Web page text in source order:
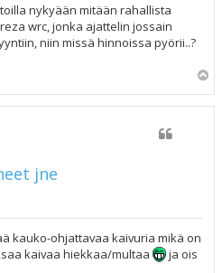
nykyään mitään rahallista
wrc, jonka ajattelin jossain
niin missä hinnoissa pyörii..?
ö
jne
kauko-ohjattavaa kaivuria mikä on
kaivaa hiekkaa/multaa
ja ois